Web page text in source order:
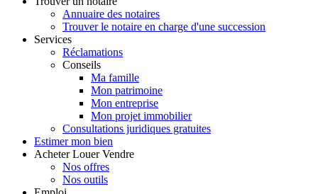
Annuaire des notaires
Trouver le notaire en charge d'une succession
Services
Réclamations
Conseils
Ma famille
Mon patrimoine
Mon entreprise
Mon projet immobilier
Consultations juridiques gratuites
Estimer mon bien
Acheter Louer Vendre
Nos offres
Nos outils